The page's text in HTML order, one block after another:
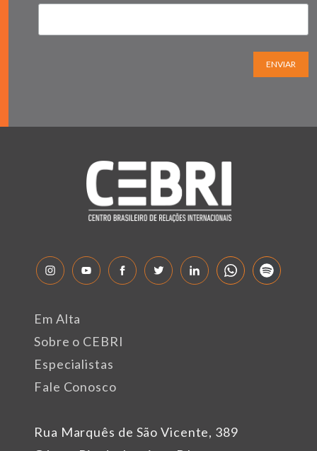
ENVIAR
Rua Marquês de São Vicente, 389
Em Alta
Sobre o CEBRI
Especialistas
Fale Conosco